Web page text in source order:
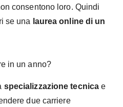
consentono loro. Quindi
se una laurea online di un
in un anno?
specializzazione tecnica e
due carriere